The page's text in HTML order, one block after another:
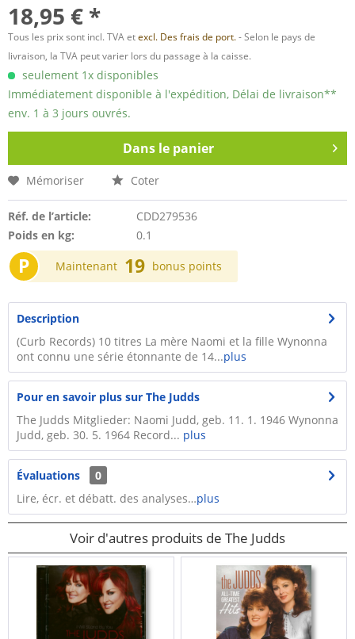
18,95 € *
Tous les prix sont incl. TVA etexcl. Des frais de port.- Selon le pays de
livraison, la TVA peut varier lors du passage à la caisse.
seulement 1x disponibles
Immédiatement disponible à l'expédition, Délai de livraison**
env. 1 à 3 jours ouvrés.
Dans le panier
Mémoriser Coter
Réf. de l’article:
CDD279536
Poids en kg:
0.1
P Maintenant 19 bonus points
Description
(Curb Records) 10 titres La mère Naomi et la fille Wynonna
ont connu une série étonnante de 14...plus
Pour en savoir plus sur The Judds
The Judds Mitglieder: Naomi Judd, geb. 11. 1. 1946 Wynonna
Judd, geb. 30. 5. 1964 Record... plus
Évaluations
0
Lire, écr. et débatt. des analyses…plus
Voir d'autres produits de The Judds